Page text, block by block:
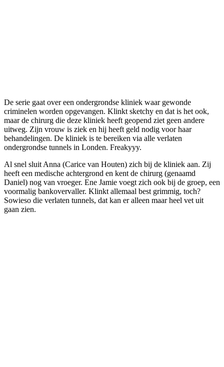
De serie gaat over een ondergrondse kliniek waar gewonde
criminelen worden opgevangen. Klinkt sketchy en dat is het ook,
maar de chirurg die deze kliniek heeft geopend ziet geen andere
uitweg. Zijn vrouw is ziek en hij heeft geld nodig voor haar
behandelingen. De kliniek is te bereiken via alle verlaten
ondergrondse tunnels in Londen. Freakyyy.
Al snel sluit Anna (Carice van Houten) zich bij de kliniek aan. Zij
heeft een medische achtergrond en kent de chirurg (genaamd
Daniel) nog van vroeger. Ene Jamie voegt zich ook bij de groep, een
voormalig bankovervaller. Klinkt allemaal best grimmig, toch?
Sowieso die verlaten tunnels, dat kan er alleen maar heel vet uit
gaan zien.